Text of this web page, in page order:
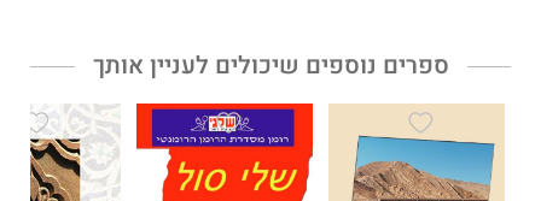
ספרים נוספים שיכולים לעניין אותך